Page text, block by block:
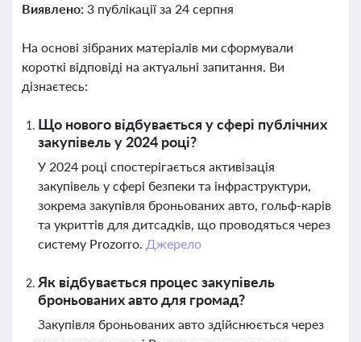
Виявлено: 3 публікації за 24 серпня
На основі зібраних матеріалів ми сформували
короткі відповіді на актуальні запитання. Ви
дізнаєтесь:
Що нового відбувається у сфері публічних
закупівель у 2024 році?
У 2024 році спостерігається активізація
закупівель у сфері безпеки та інфраструктури,
зокрема закупівля броньованих авто, гольф-карів
та укриттів для дитсадків, що проводяться через
систему Prozorro. Джерело
Як відбувається процес закупівель
броньованих авто для громад?
Закупівля броньованих авто здійснюється через